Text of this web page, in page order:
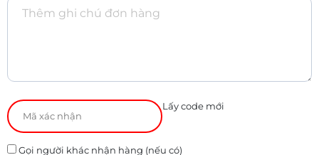
Lấy code mới
Gọi người khác nhận hàng (nếu có)